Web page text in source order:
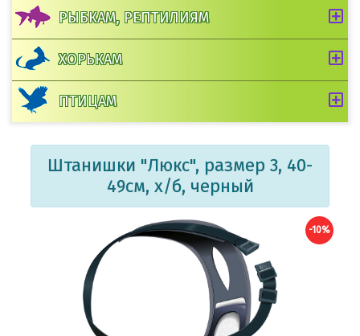
РЫБКАМ, РЕПТИЛИЯМ
ХОРЬКАМ
ПТИЦАМ
Штанишки "Люкс", размер 3, 40-
49см, х/б, черный
-10%